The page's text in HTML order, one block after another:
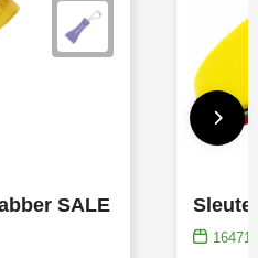
SALE
16471